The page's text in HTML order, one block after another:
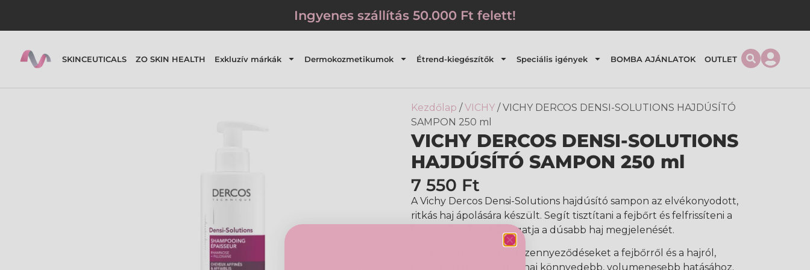
Ingyenes szállítás 50.000 Ft felett!
SKINCEUTICALS ZO SKIN HEALTH Exkluzív márkák Dermokozmetikumok Étrend-kiegészítők Speciális igények BOMBA AJÁNLATOK OUTLET
Kezdőlap /VICHY / VICHY DERCOS DENSI-SOLUTIONS HAJDÚSÍTÓ
SAMPON 250 ml
VICHY DERCOS DENSI-SOLUTIONS
HAJDÚSÍTÓ SAMPON 250 ml
7 550 Ft
A Vichy Dercos Densi-Solutions hajdúsító sampon az elvékonyodott,
ritkás haj ápolására készült. Segít tisztítani a fejbőrt és felfrissíteni a
hajat, miközben támogatja a dúsabb haj megjelenését.
A formula eltávolítja a szennyeződéseket a fejbőrről és a hajról,
miközben hozzájárul a haj könnyedebb, volumenesebb hatásához.